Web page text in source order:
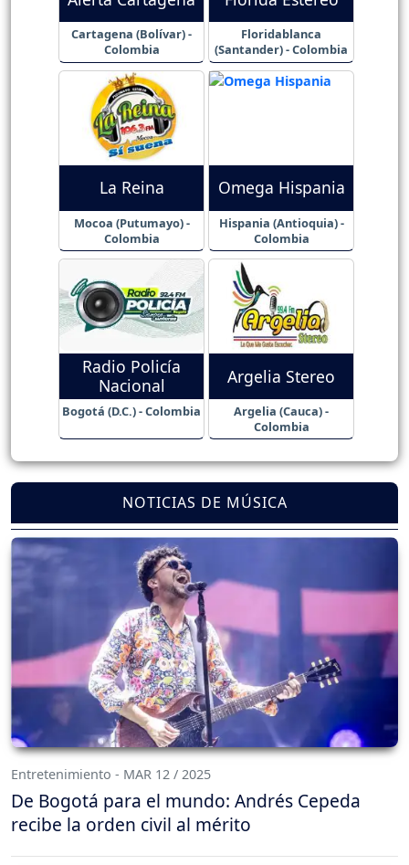
Cartagena (Bolívar) -
Colombia
Floridablanca
(Santander) - Colombia
La Reina
Mocoa (Putumayo) -
Colombia
Omega Hispania
Hispania (Antioquia) -
Colombia
Radio Policía
Nacional
Bogotá (D.C.) - Colombia
Argelia Stereo
Argelia (Cauca) -
Colombia
NOTICIAS DE MÚSICA
Entretenimiento - MAR 12 / 2025
De Bogotá para el mundo: Andrés Cepeda
recibe la orden civil al mérito